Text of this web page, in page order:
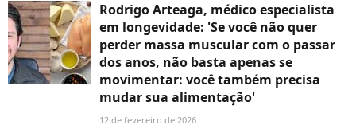
Rodrigo Arteaga, médico especialista
em longevidade: 'Se você não quer
perder massa muscular com o passar
dos anos, não basta apenas se
movimentar: você também precisa
mudar sua alimentação'
12 de fevereiro de 2026